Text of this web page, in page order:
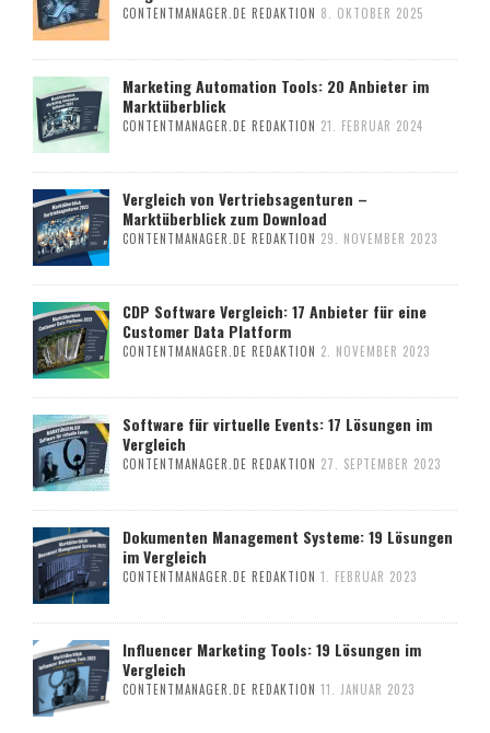
CONTENTMANAGER.DE REDAKTION 8. OKTOBER 2025
Marketing Automation Tools: 20 Anbieter im
Marktüberblick
CONTENTMANAGER.DE REDAKTION 21. FEBRUAR 2024
Vergleich von Vertriebsagenturen –
Marktüberblick zum Download
CONTENTMANAGER.DE REDAKTION 29. NOVEMBER 2023
CDP Software Vergleich: 17 Anbieter für eine
Customer Data Platform
CONTENTMANAGER.DE REDAKTION 2. NOVEMBER 2023
Software für virtuelle Events: 17 Lösungen im
Vergleich
CONTENTMANAGER.DE REDAKTION 27. SEPTEMBER 2023
Dokumenten Management Systeme: 19 Lösungen
im Vergleich
CONTENTMANAGER.DE REDAKTION 1. FEBRUAR 2023
Influencer Marketing Tools: 19 Lösungen im
Vergleich
CONTENTMANAGER.DE REDAKTION 11. JANUAR 2023